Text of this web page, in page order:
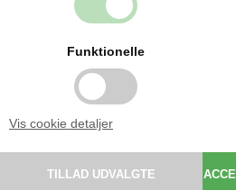
Funktionelle
Vis cookie detaljer